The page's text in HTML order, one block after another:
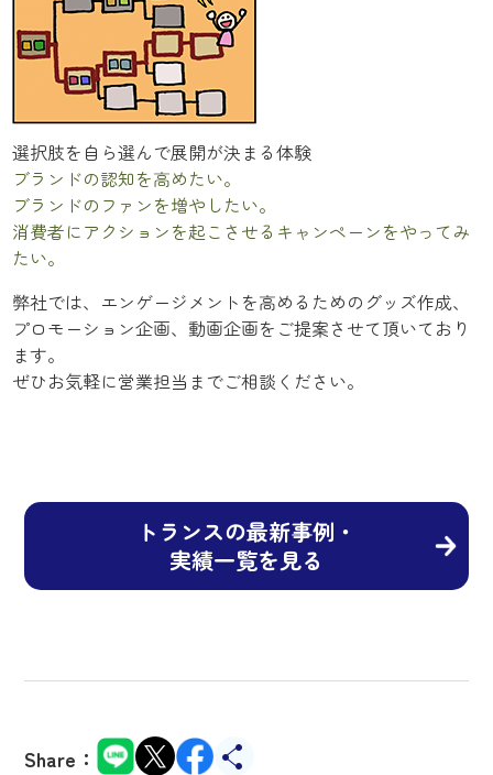
選択肢を自ら選んで展開が決まる体験
ブランドの認知を高めたい。
ブランドのファンを増やしたい。
消費者にアクションを起こさせるキャンペーンをやってみ
たい。
弊社では、エンゲージメントを高めるためのグッズ作成、
プロモーション企画、動画企画をご提案させて頂いており
ます。
ぜひお気軽に営業担当までご相談ください。
トランスの最新事例・
実績一覧を見る
Share：